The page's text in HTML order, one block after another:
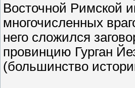
Восточной Римской
многочисленных
него сложился
провинцию Гурган
(большинство